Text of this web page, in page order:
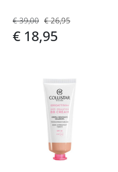
€ 39,00
€ 18,95
€ 26,95
verlanglijst